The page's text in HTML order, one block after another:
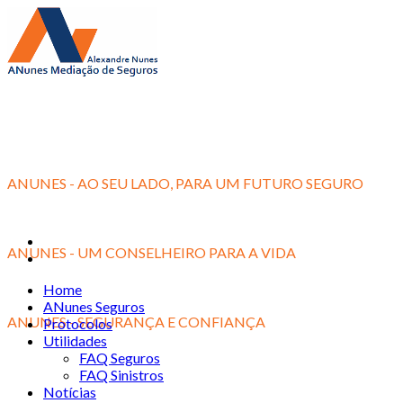
ANUNES - AO SEU LADO, PARA UM FUTURO SEGURO
ANUNES - UM CONSELHEIRO PARA A VIDA
ANUNES - SEGURANÇA E CONFIANÇA
Home
ANunes Seguros
Protocolos
Utilidades
FAQ Seguros
FAQ Sinistros
Notícias